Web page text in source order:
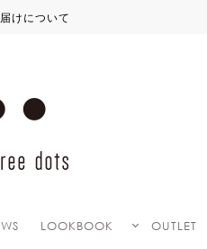
けについて
LOOKBOOK OUTLET